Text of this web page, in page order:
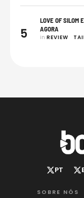
5
LOVE OF SILOM
AGORA
in REVIEW
SOBRE NÓS